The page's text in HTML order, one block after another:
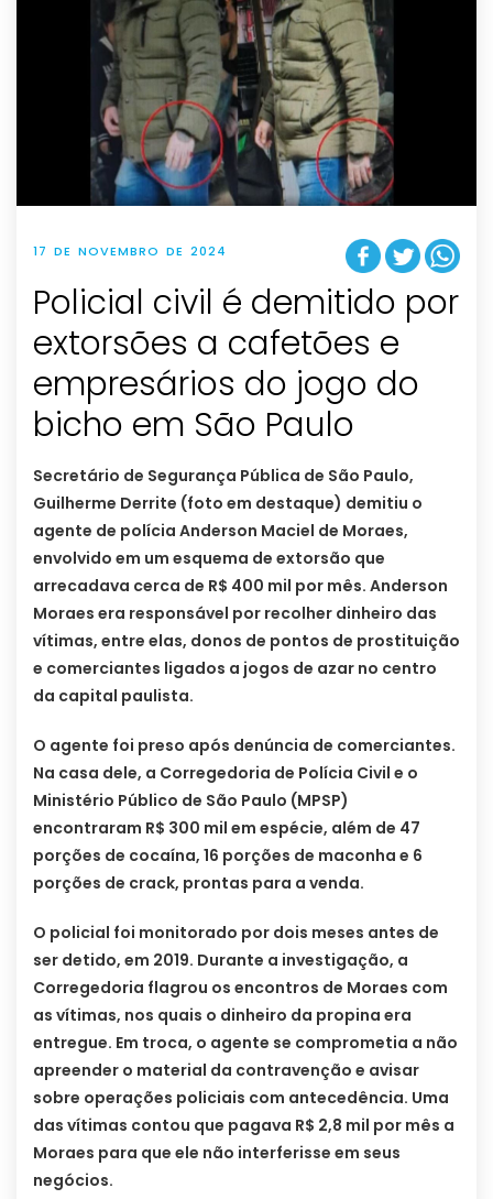
17 DE NOVEMBRO DE 2024
Policial civil é demitido por
extorsões a cafetões e
empresários do jogo do
bicho em São Paulo
Secretário de Segurança Pública de São Paulo,
Guilherme Derrite (foto em destaque) demitiu o
agente de polícia Anderson Maciel de Moraes,
envolvido em um esquema de extorsão que
arrecadava cerca de R$ 400 mil por mês. Anderson
Moraes era responsável por recolher dinheiro das
vítimas, entre elas, donos de pontos de prostituição
e comerciantes ligados a jogos de azar no centro
da capital paulista.
O agente foi preso após denúncia de comerciantes.
Na casa dele, a Corregedoria de Polícia Civil e o
Ministério Público de São Paulo (MPSP)
encontraram R$ 300 mil em espécie, além de 47
porções de cocaína, 16 porções de maconha e 6
porções de crack, prontas para a venda.
O policial foi monitorado por dois meses antes de
ser detido, em 2019. Durante a investigação, a
Corregedoria flagrou os encontros de Moraes com
as vítimas, nos quais o dinheiro da propina era
entregue. Em troca, o agente se comprometia a não
apreender o material da contravenção e avisar
sobre operações policiais com antecedência. Uma
das vítimas contou que pagava R$ 2,8 mil por mês a
Moraes para que ele não interferisse em seus
negócios.